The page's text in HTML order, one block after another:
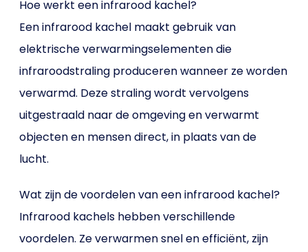
Hoe werkt een infrarood kachel?
Een infrarood kachel maakt gebruik van
elektrische verwarmingselementen die
infraroodstraling produceren wanneer ze worden
verwarmd. Deze straling wordt vervolgens
uitgestraald naar de omgeving en verwarmt
objecten en mensen direct, in plaats van de
lucht.
Wat zijn de voordelen van een infrarood kachel?
Infrarood kachels hebben verschillende
voordelen. Ze verwarmen snel en efficiënt, zijn